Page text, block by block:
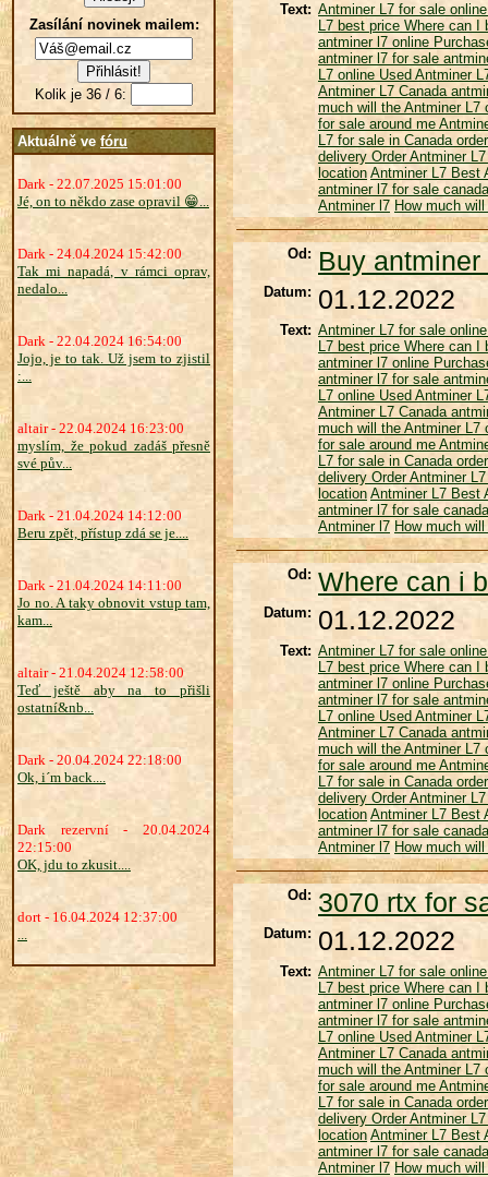
Zasílání novinek mailem:
Kolik je 36 / 6:
Aktuálně ve fóru
Dark - 22.07.2025 15:01:00
Jé, on to někdo zase opravil 😁...
Dark - 24.04.2024 15:42:00
Tak mi napadá, v rámci oprav,
nedalo...
Dark - 22.04.2024 16:54:00
Jojo, je to tak. Už jsem to zjistil
:...
altair - 22.04.2024 16:23:00
myslím, že pokud zadáš přesně
své pův...
Dark - 21.04.2024 14:12:00
Beru zpět, přístup zdá se je....
Dark - 21.04.2024 14:11:00
Jo no. A taky obnovit vstup tam,
kam...
altair - 21.04.2024 12:58:00
Teď ještě aby na to přišli
ostatní&nb...
Dark - 20.04.2024 22:18:00
Ok, i´m back....
Dark rezervní - 20.04.2024
22:15:00
OK, jdu to zkusit....
dort - 16.04.2024 12:37:00
...
Text: Antminer L7 for sale
L7 best price Where can I
antminer l7 online
antminer l7 for sale
L7 online Used Antminer
Antminer L7 Canada
much will the Antminer L7
for sale around me
L7 for sale in Canada
delivery Order Antminer
location Antminer L7 Best
antminer l7 for sale
Antminer l7 How much
Od: Buy
Datum: 01.12.2022
Text: Antminer L7 for sale
L7 best price Where can I
antminer l7 online
antminer l7 for sale
L7 online Used Antminer
Antminer L7 Canada
much will the Antminer L7
for sale around me
L7 for sale in Canada
delivery Order Antminer
location Antminer L7 Best
antminer l7 for sale
Antminer l7 How much
Od: Where can i
Datum: 01.12.2022
Text: Antminer L7 for sale
L7 best price Where can I
antminer l7 online
antminer l7 for sale
L7 online Used Antminer
Antminer L7 Canada
much will the Antminer L7
for sale around me
L7 for sale in Canada
delivery Order Antminer
location Antminer L7 Best
antminer l7 for sale
Antminer l7 How much
Od: 3070 rtx for
Datum: 01.12.2022
Text: Antminer L7 for sale
L7 best price Where can I
antminer l7 online
antminer l7 for sale
L7 online Used Antminer
Antminer L7 Canada
much will the Antminer L7
for sale around me
L7 for sale in Canada
delivery Order Antminer
location Antminer L7 Best
antminer l7 for sale
Antminer l7 How much